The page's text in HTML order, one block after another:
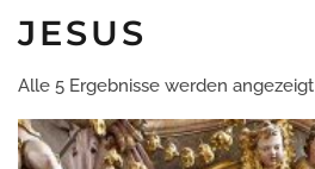
JESUS
Alle 5 Ergebnisse werden angezeigt